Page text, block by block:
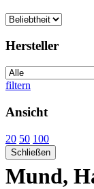
Hersteller
filtern
Ansicht
20 50 100
Schließen
Mund,